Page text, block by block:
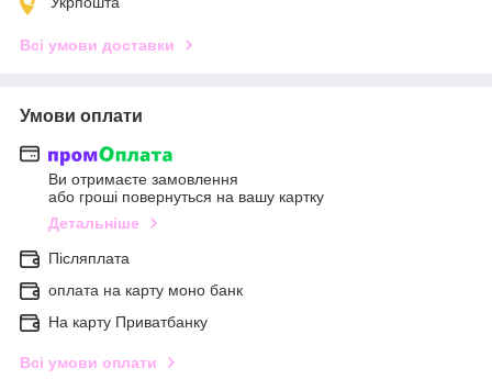
Всі умови доставки
Умови оплати
Ви отримаєте замовлення
або гроші повернуться на вашу картку
Детальніше
Післяплата
оплата на карту моно банк
На карту Приватбанку
Всі умови оплати